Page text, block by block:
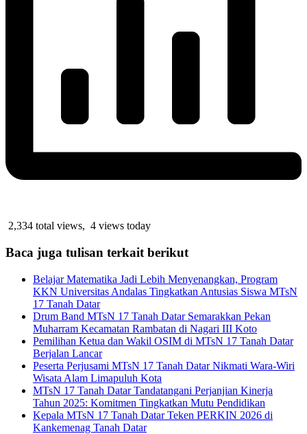
2,334 total views, 4 views today
Baca juga tulisan terkait berikut
Belajar Matematika Jadi Lebih Menyenangkan, Program
KKN Universitas Andalas Tingkatkan Antusias Siswa MTsN
17 Tanah Datar
Drum Band MTsN 17 Tanah Datar Semarakkan Pekan
Muharram Kecamatan Rambatan di Nagari III Koto
Pemilihan Ketua dan Wakil OSIM di MTsN 17 Tanah Datar
Berjalan Lancar
Peserta Perjusami MTsN 17 Tanah Datar Nikmati Wara-Wiri
Wisata Alam Limapuluh Kota
MTsN 17 Tanah Datar Tandatangani Perjanjian Kinerja
Tahun 2025: Komitmen Tingkatkan Mutu Pendidikan
Kepala MTsN 17 Tanah Datar Teken PERKIN 2026 di
Kankemenag Tanah Datar